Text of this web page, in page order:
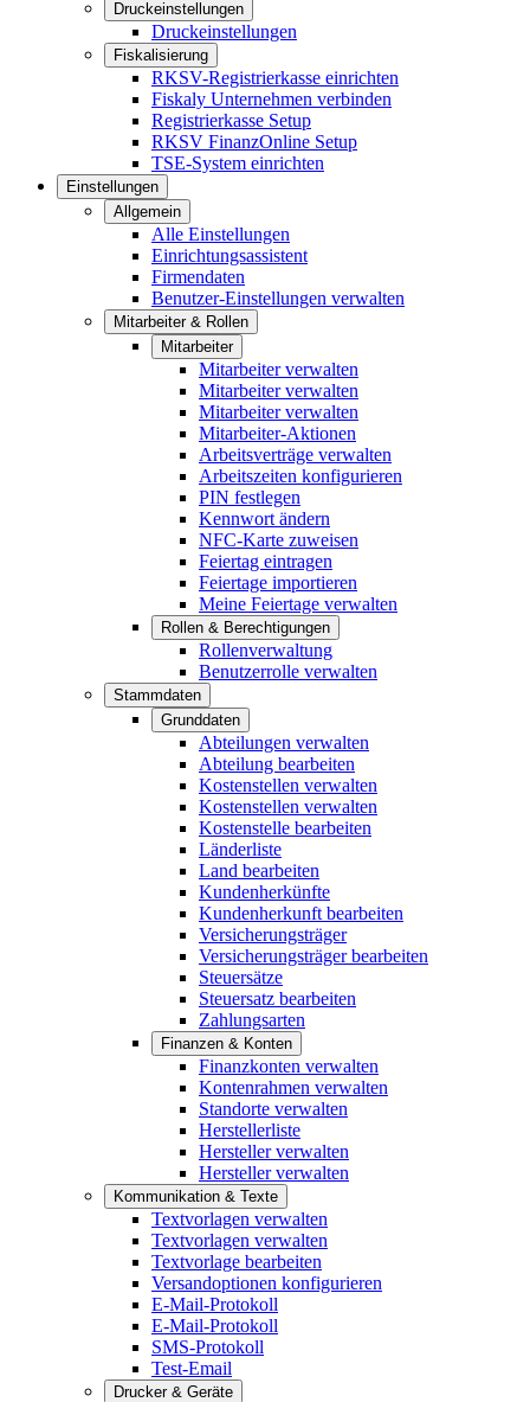
Druckeinstellungen
Druckeinstellungen
Fiskalisierung
RKSV-Registrierkasse einrichten
Fiskaly Unternehmen verbinden
Registrierkasse Setup
RKSV FinanzOnline Setup
TSE-System einrichten
Einstellungen
Allgemein
Alle Einstellungen
Einrichtungsassistent
Firmendaten
Benutzer-Einstellungen verwalten
Mitarbeiter & Rollen
Mitarbeiter
Mitarbeiter verwalten
Mitarbeiter verwalten
Mitarbeiter verwalten
Mitarbeiter-Aktionen
Arbeitsverträge verwalten
Arbeitszeiten konfigurieren
PIN festlegen
Kennwort ändern
NFC-Karte zuweisen
Feiertag eintragen
Feiertage importieren
Meine Feiertage verwalten
Rollen & Berechtigungen
Rollenverwaltung
Benutzerrolle verwalten
Stammdaten
Grunddaten
Abteilungen verwalten
Abteilung bearbeiten
Kostenstellen verwalten
Kostenstellen verwalten
Kostenstelle bearbeiten
Länderliste
Land bearbeiten
Kundenherkünfte
Kundenherkunft bearbeiten
Versicherungsträger
Versicherungsträger bearbeiten
Steuersätze
Steuersatz bearbeiten
Zahlungsarten
Finanzen & Konten
Finanzkonten verwalten
Kontenrahmen verwalten
Standorte verwalten
Herstellerliste
Hersteller verwalten
Hersteller verwalten
Kommunikation & Texte
Textvorlagen verwalten
Textvorlagen verwalten
Textvorlage bearbeiten
Versandoptionen konfigurieren
E-Mail-Protokoll
E-Mail-Protokoll
SMS-Protokoll
Test-Email
Drucker & Geräte